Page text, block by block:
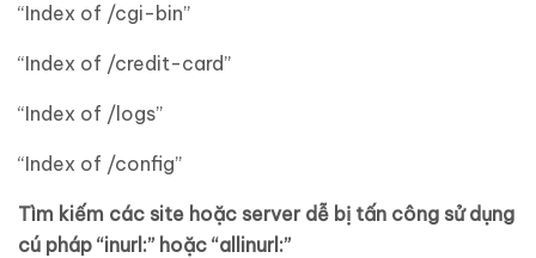
“Index of /cgi-bin”
“Index of /credit-card”
“Index of /logs”
“Index of /config”
Tìm kiếm các site hoặc server dễ bị tấn công sử dụng
cú pháp “inurl:” hoặc “allinurl:”